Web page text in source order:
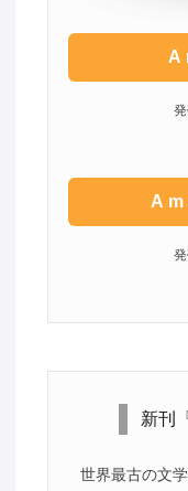
新刊
世界最古の文